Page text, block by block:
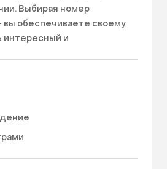
Выбирая номер
вы обеспечиваете своему
интересный и
может прыгать, лазить,
все это есть в просторном
м.! Наличие больших
в своих охотничьих
что благодаря